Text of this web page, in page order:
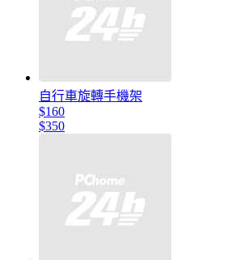
自行車旋轉手機架
$160
$350